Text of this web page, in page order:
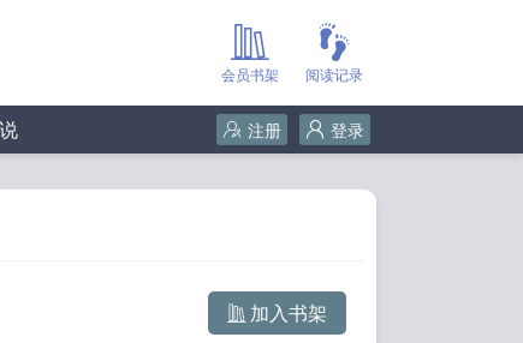
阅读记录
会员书架
登录
注册
加入书架